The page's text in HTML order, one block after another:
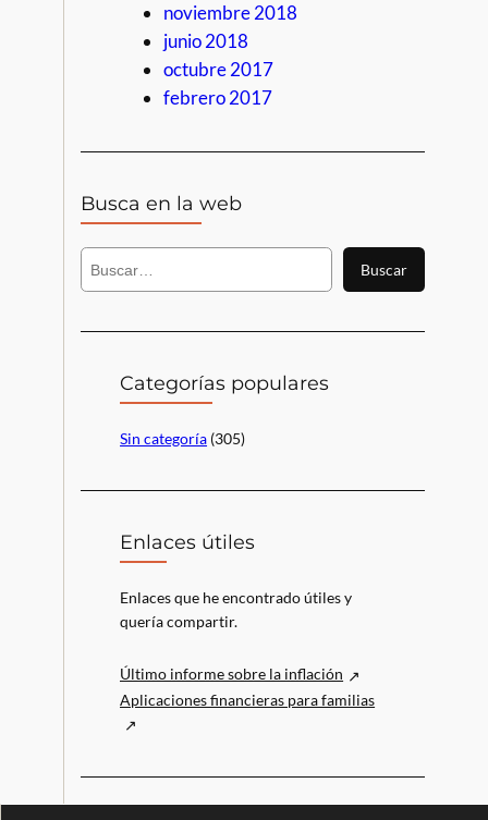
noviembre 2018
junio 2018
octubre 2017
febrero 2017
Busca en la web
B
c
Buscar
Categorías populares
Sin categoría (305)
Enlaces útiles
Enlaces que he encontrado útiles y
quería compartir.
Último informe sobre la inflación
Aplicaciones financieras para familias